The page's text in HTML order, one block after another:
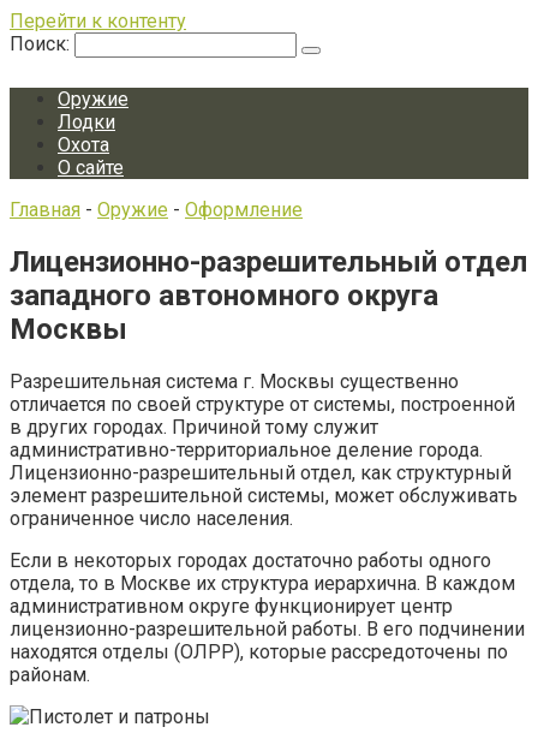
Перейти к контенту
Поиск:
Оружие
Лодки
Охота
О сайте
Главная - Оружие - Оформление
Лицензионно-разрешительный отдел
западного автономного округа
Москвы
Разрешительная система г. Москвы существенно
отличается по своей структуре от системы, построенной
в других городах. Причиной тому служит
административно-территориальное деление города.
Лицензионно-разрешительный отдел, как структурный
элемент разрешительной системы, может обслуживать
ограниченное число населения.
Если в некоторых городах достаточно работы одного
отдела, то в Москве их структура иерархична. В каждом
административном округе функционирует центр
лицензионно-разрешительной работы. В его подчинении
находятся отделы (ОЛРР), которые рассредоточены по
районам.